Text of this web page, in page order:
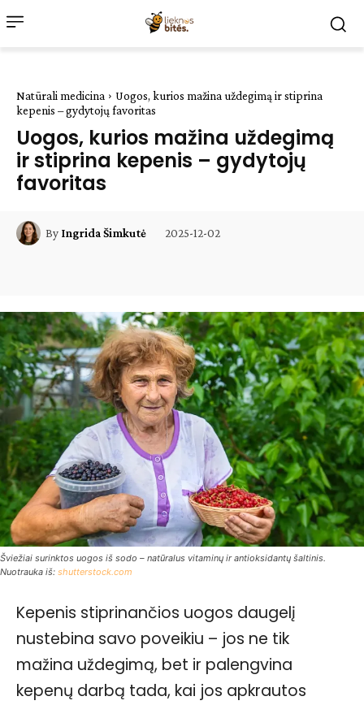
Natūrali medicina
Uogos, kurios mažina uždegimą ir stiprina
kepenis – gydytojų favoritas
Uogos, kurios mažina uždegimą
ir stiprina kepenis – gydytojų
favoritas
By Ingrida Šimkutė 2025-12-02
Šviežiai surinktos uogos iš sodo – natūralus vitaminų ir antioksidantų šaltinis.
Nuotrauka iš: shutterstock.com
Kepenis stiprinančios uogos daugelį
nustebina savo poveikiu – jos ne tik
mažina uždegimą, bet ir palengvina
kepenų darbą tada, kai jos apkrautos